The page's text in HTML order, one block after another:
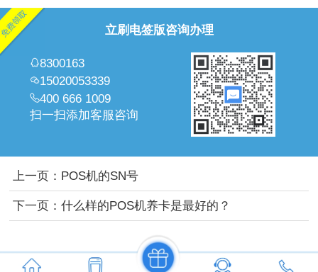
立刷电签版咨询办理
8300163
15020053339
400 666 1009
扫一扫添加客服咨询
上一页： POS机的SN号
下一页： 什么样的POS机养卡是最好的？